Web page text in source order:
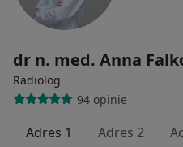
dr n. med. Anna
Radiolog
94 opinie
Adres 1 Adres 2